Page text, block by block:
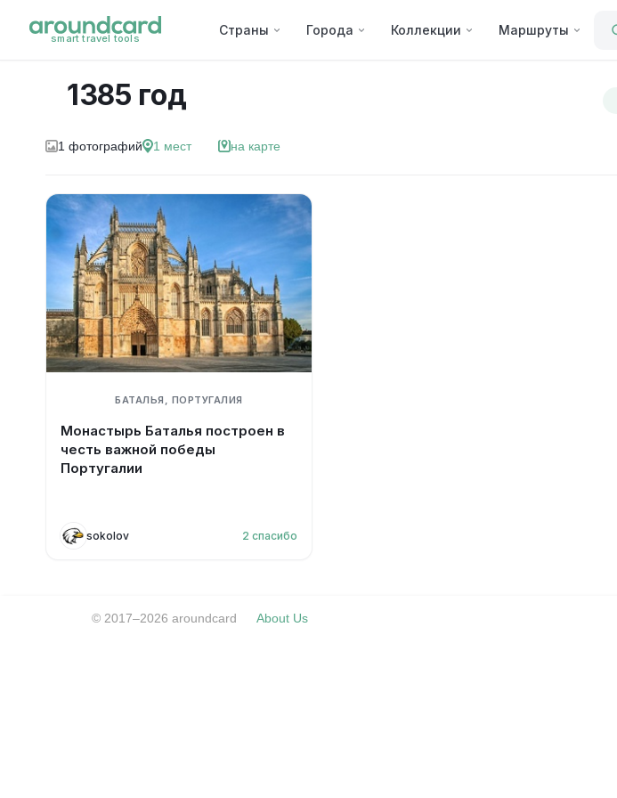
smart travel tools
Страны Города Коллекции Маршруты
1385 год
1 фотографий 1 мест на карте
БАТАЛЬЯ, ПОРТУГАЛИЯ
Монастырь Баталья построен в
честь важной победы
Португалии
sokolov 2 спасибо
© 2017–2026 aroundcard About Us